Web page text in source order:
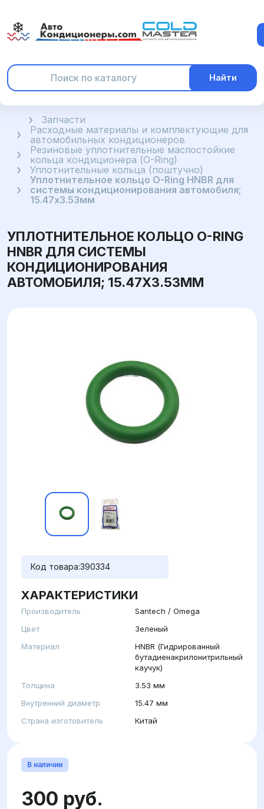
Найти
ГлавнаяЗапчасти
Расходные материалы и комплектующие для
автомобильных кондиционеров
Резиновые уплотнительные маслостойкие
кольца кондиционера (O-Ring)
Уплотнительные кольца (поштучно)
Уплотнительное кольцо O-Ring HNBR для
системы кондиционирования автомобиля;
15.47x3.53мм
УПЛОТНИТЕЛЬНОЕ КОЛЬЦО O-RING
HNBR ДЛЯ СИСТЕМЫ
КОНДИЦИОНИРОВАНИЯ
АВТОМОБИЛЯ; 15.47X3.53ММ
Код товара:390334
ХАРАКТЕРИСТИКИ
Производитель
Santech / Omega
Цвет
Зеленый
Материал
HNBR (Гидрированный
бутадиенакрилонитрильный
каучук)
Толщина
3.53 мм
Внутренний диаметр
15.47 мм
Страна изготовитель
Китай
В наличии
300 руб.